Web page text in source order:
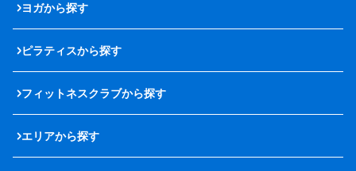
ヨガから探す
ピラティスから探す
フィットネスクラブから探す
エリアから探す